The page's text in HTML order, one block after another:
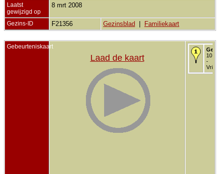
Laatst
gewijzigd op
8 mrt 2008
Gezins-ID F21356 Gezinsblad Familiekaart
Gebeurteniskaart
Laad de kaart
10
-